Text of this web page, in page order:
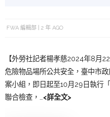
FWA 編輯部 2 年 AGO
【外勞社記者楊孝慈2024年8月
危險物品場所公共安全，臺中市
案小組，即日起至10月29日執行
聯合檢查，… <詳全文>